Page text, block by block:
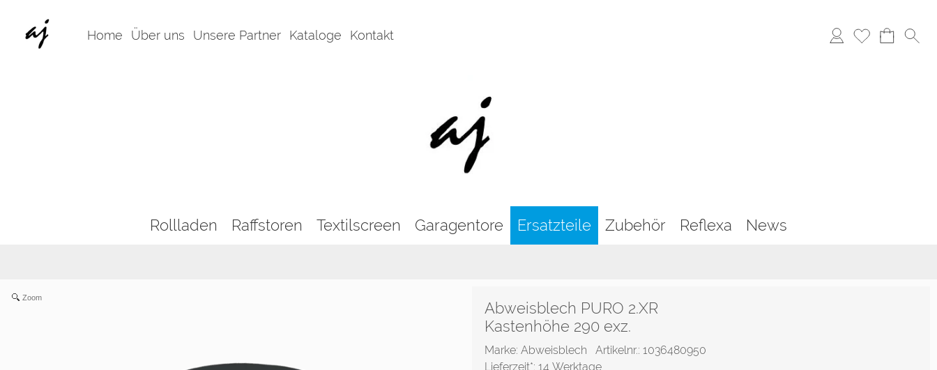
Home Über uns Unsere Partner Kataloge Kontakt
Rollladen Raffstoren Textilscreen Garagentore Ersatzteile Zubehör Reflexa News
Zoom
Abweisblech PURO 2.XR
Kastenhöhe 290 exz.
Marke: Abweisblech Artikelnr.: 1036480950
Lieferzeit*: 14 Werktage